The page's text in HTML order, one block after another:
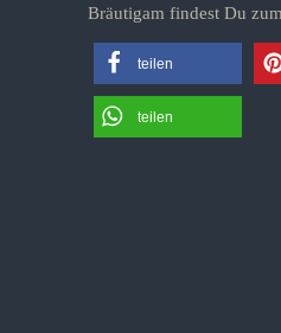
Bräutigam findest Du
teilen
teilen